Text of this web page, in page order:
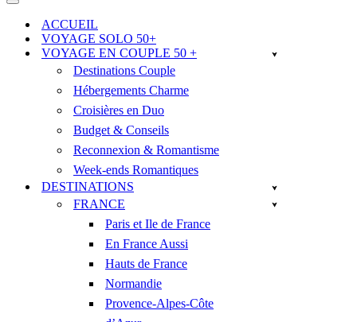
Menu
navigationACCUEIL
VOYAGE SOLO 50+
VOYAGE EN COUPLE 50 +
Destinations Couple
Hébergements Charme
Croisières en Duo
Budget & Conseils
Reconnexion & Romantisme
Week-ends Romantiques
DESTINATIONS
FRANCE
Paris et Ile de France
En France Aussi
Hauts de France
Normandie
Provence-Alpes-Côte